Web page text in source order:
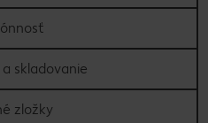
skladovanie
zložky